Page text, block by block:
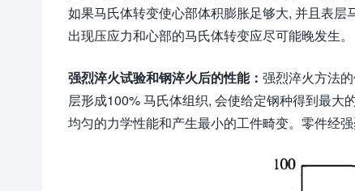
如果马氏体转变使心部体积膨胀足够大, 并且表
出现压应力和心部的马氏体转变应尽可能晚发生。
强烈淬火试验和钢淬火后的性能： 强烈淬火方法
层形成100% 马氏体组织, 会使给定钢种得到最大
均匀的力学性能和产生最小的工件畸变。零件经